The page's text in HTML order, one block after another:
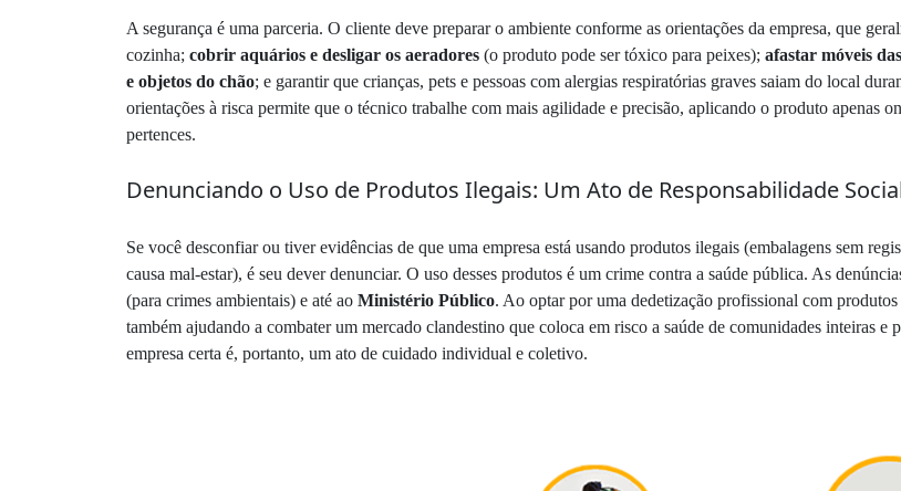
A segurança é uma parceria. O cliente deve preparar o ambiente conforme as orientações da empresa, que
cozinha; cobrir aquários e desligar os aeradores (o produto pode ser tóxico para peixes); afastar móveis
e objetos do chão; e garantir que crianças, pets e pessoas com alergias respiratórias graves saiam do local
orientações à risca permite que o técnico trabalhe com mais agilidade e precisão, aplicando o produto apenas
pertences.
Denunciando o Uso de Produtos Ilegais: Um Ato de Responsabilidade
Se você desconfiar ou tiver evidências de que uma empresa está usando produtos ilegais (embalagens sem
causa mal-estar), é seu dever denunciar. O uso desses produtos é um crime contra a saúde pública. As
(para crimes ambientais) e até ao Ministério Público. Ao optar por uma dedetização profissional com
também ajudando a combater um mercado clandestino que coloca em risco a saúde de comunidades inteiras
empresa certa é, portanto, um ato de cuidado individual e coletivo.